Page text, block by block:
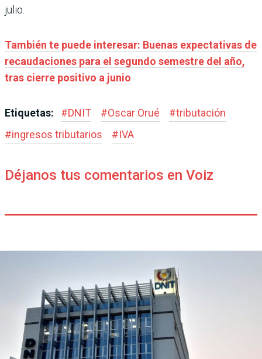
julio.
También te puede interesar: Buenas expectativas de
recaudaciones para el segundo semestre del año,
tras cierre positivo a junio
Etiquetas: #DNIT #Oscar Orué #tributación
#ingresos tributarios #IVA
Déjanos tus comentarios en Voiz